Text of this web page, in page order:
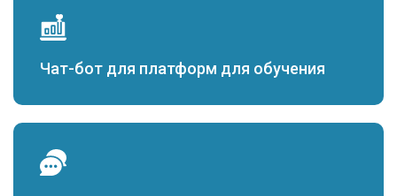
Чат-бот для платформ для обучения